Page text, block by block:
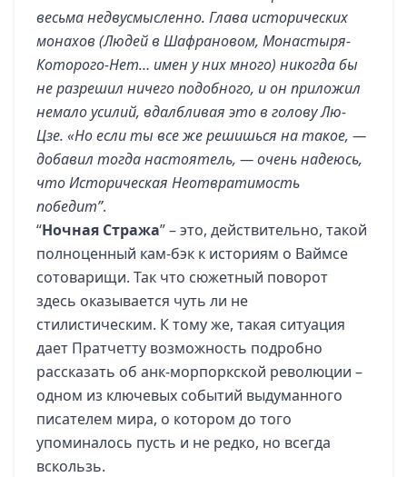
весьма недвусмысленно. Глава исторических
монахов (Людей в Шафрановом, Монастыря-
Которого-Нет… имен у них много) никогда бы
не разрешил ничего подобного, и он приложил
немало усилий, вдалбливая это в голову Лю-
Цзе. «Но если ты все же решишься на такое, —
добавил тогда настоятель, — очень надеюсь,
что Историческая Неотвратимость
победит”.
“Ночная Стража” – это, действительно, такой
полноценный кам-бэк к историям о Ваймсе
сотоварищи. Так что сюжетный поворот
здесь оказывается чуть ли не
стилистическим. К тому же, такая ситуация
дает Пратчетту возможность подробно
рассказать об анк-морпоркской революции –
одном из ключевых событий выдуманного
писателем мира, о котором до того
упоминалось пусть и не редко, но всегда
вскользь.